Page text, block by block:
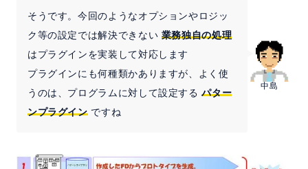
中島
そうです。今回のようなオプションやロジッ
ク等の設定では解決できない 業務独自の処理
はプラグインを実装して対応します
プラグインにも何種類かありますが、よく使
うのは、プログラムに対して設定するパター
ンプラグインですね